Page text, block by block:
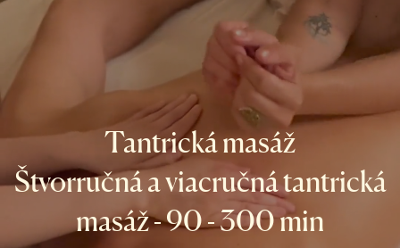
Tantrická masáž
Štvorručná a viacručná tantrická
masáž - 90 - 300 min